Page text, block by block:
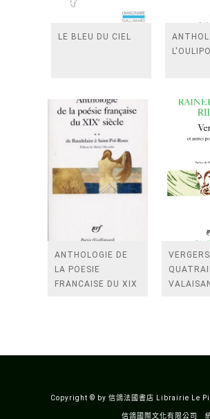
LE BLEU DU CIEL
L'OULIPO
ANTHOLOGIE DE
LA POESIE
FRANCAISE DU XIX
Copyright © by 信鴿法國書店 Librairie Le
信鴿國際文化有限公司